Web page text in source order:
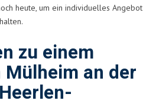
heute, um ein individuelles Angebot
zu einem
Mülheim an der